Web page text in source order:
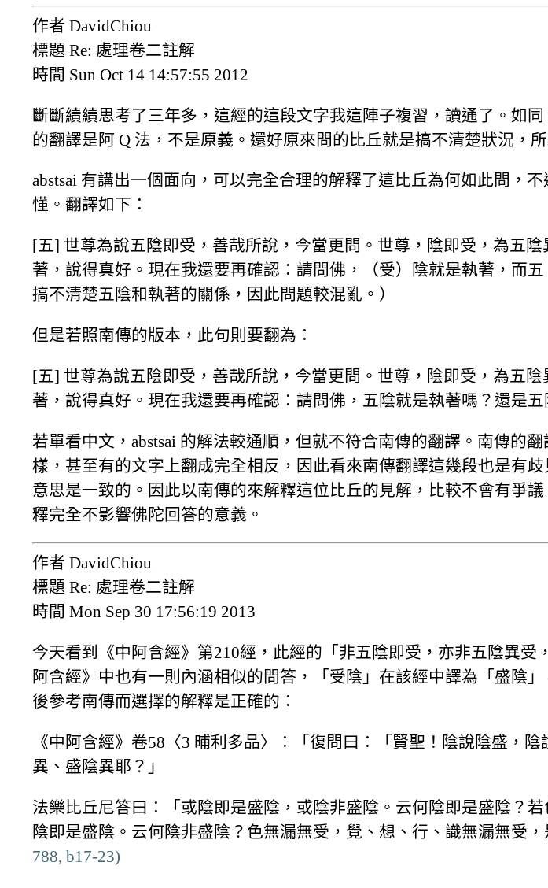
作者 DavidChiou
標題 Re: 處理卷二註解
時間 Sun Oct 14 14:57:55 2012
斷斷續續思考了三年多，這經的這段文字我這陣子複習，讀通了。如同
的翻譯是阿 Q 法，不是原義。還好原來問的比丘就是搞不清楚狀況，
abstsai 有講出一個面向，可以完全合理的解釋了這比丘為何如此問，
懂。翻譯如下：
[五] 世尊為說五陰即受，善哉所說，今當更問。世尊，陰即受，為五
著，說得真好。現在我還要再確認：請問佛，（受）陰就是執著，而
搞不清楚五陰和執著的關係，因此問題較混亂。）
但是若照南傳的版本，此句則要翻為：
[五] 世尊為說五陰即受，善哉所說，今當更問。世尊，陰即受，為五
著，說得真好。現在我還要再確認：請問佛，五陰就是執著嗎？還是五
若單看中文，abstsai 的解法較通順，但就不符合南傳的翻譯。南傳的
樣，甚至有的文字上翻成完全相反，因此看來南傳翻譯這幾段也是有
意思是一致的。因此以南傳的來解釋這位比丘的見解，比較不會有爭
釋完全不影響佛陀回答的意義。
作者 DavidChiou
標題 Re: 處理卷二註解
時間 Mon Sep 30 17:56:19 2013
今天看到《中阿含經》第210經，此經的「非五陰即受，亦非五陰異
阿含經》中也有一則內涵相似的問答，「受陰」在該經中譯為「盛陰
後參考南傳而選擇的解釋是正確的：
《中阿含經》卷58〈3 晡利多品〉：「復問曰：「賢聖！陰說陰盛，
異、盛陰異耶？」
法樂比丘尼答曰：「或陰即是盛陰，或陰非盛陰。云何陰即是盛陰？
陰即是盛陰。云何陰非盛陰？色無漏無受，覺、想、行、識無漏無受，
788, b17-23)